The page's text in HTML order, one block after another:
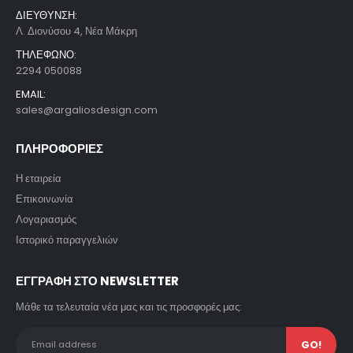
ΔΙΕΥΘΥΝΣΗ:
Λ. Διονύσου 4, Νέα Μάκρη
ΤΗΛΕΦΩΝΟ:
2294 050088
EMAIL:
sales@argaliosdesign.com
ΠΛΗΡΟΦΟΡΙΕΣ
Η εταιρεία
Επικοινωνία
Λογαριασμός
Ιστορικό παραγγελιών
ΕΓΓΡΑΦΗ ΣΤΟ NEWSLETTER
Μάθε τα τελευταία νέα μας και τις προσφορές μας: